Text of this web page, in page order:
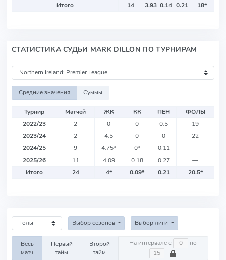
Итого
14 3.93 0.14 0.21 18*
СТАТИСТИКА СУДЬИ MARK DILLON ПО ТУРНИРАМ
Средние значения Суммы
Турнир Матчей ЖК КК ПЕН
ФОЛЫ
2022/23
2 0 0 0.5
19
2023/24
2 4.5 0 0
22
2024/25
9 4.75* 0* 0.11
—
2025/26
11 4.09 0.18 0.27
—
Итого
24 4* 0.09* 0.21 20.5*
Выбор сезонов Выбор лиги
Весь
матч
Первый
тайм
Второй
тайм
На интервале с по